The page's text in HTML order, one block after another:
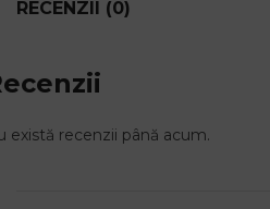
RECENZII (0)
există recenzii până acum.